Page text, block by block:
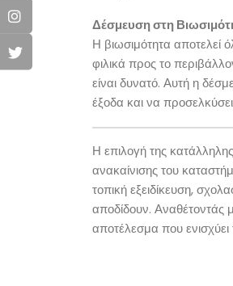
Δέσμευση στη
Η βιωσιμότητα αποτελεί
φιλικά προς το
είναι δυνατό. Αυτή η
έξοδα και να
Η επιλογή της κατάλληλης
ανακαίνισης του
τοπική εξειδίκευση,
αποδίδουν. Αναθέτοντάς
αποτέλεσμα που